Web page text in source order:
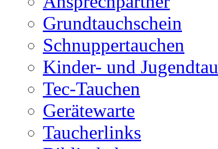
Grundtauchschein
Schnuppertauchen
Kinder- und
Tec-Tauchen
Gerätewarte
Taucherlinks